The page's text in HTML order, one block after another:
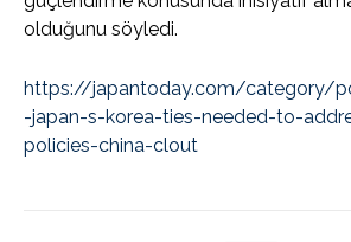
olduğunu söyledi.
https://japantoday.com/category/
-japan-s-korea-ties-needed-to-
policies-china-clout